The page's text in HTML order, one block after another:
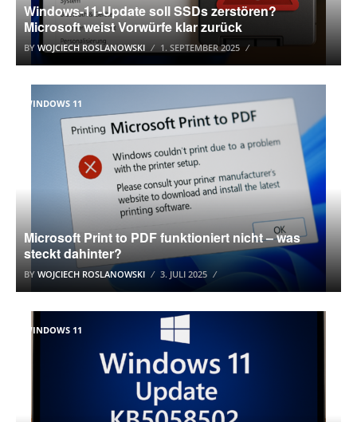
Windows-11-Update soll SSDs zerstören?
Microsoft weist Vorwürfe klar zurück
BY WOJCIECH ROSLANOWSKI 1. SEPTEMBER 2025
WINDOWS 11
Microsoft Print to PDF funktioniert nicht – was
steckt dahinter?
BY WOJCIECH ROSLANOWSKI 3. JULI 2025
WINDOWS 11